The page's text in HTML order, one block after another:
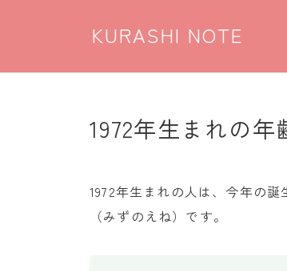
KURASHI NOTE
1972年生まれの
1972年生まれの人は、今年の
（みずのえね）です。